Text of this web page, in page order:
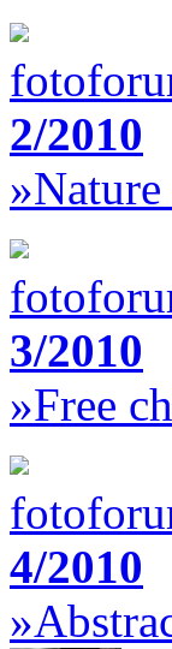
2/2010
3/2010
»Free
4/2010